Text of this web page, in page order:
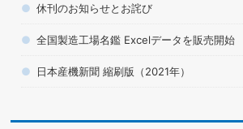
休刊のお知らせとお詫び
全国製造工場名鑑 Excelデータを販売開始
日本産機新聞 縮刷版（2021年）